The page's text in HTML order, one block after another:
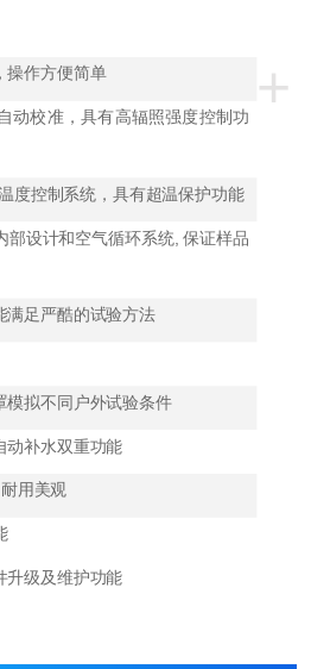
+
操作方便简单
动校准，具有高辐照强度控制功
度控制系统，具有超温保护功能
部设计和空气循环系统, 保证样品
满足严酷的试验方法
模拟不同户外试验条件
动补水双重功能
用美观
升级及维护功能